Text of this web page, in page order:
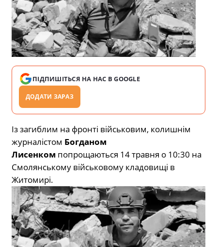
ПІДПИШІТЬСЯ НА НАС В GOOGLE
ДОДАТИ ЗАРАЗ
Із загиблим на фронті військовим, колишнім
журналістом Богданом
Лисенком попрощаються 14 травня о 10:30 на
Смолянському військовому кладовищі в
Житомирі.